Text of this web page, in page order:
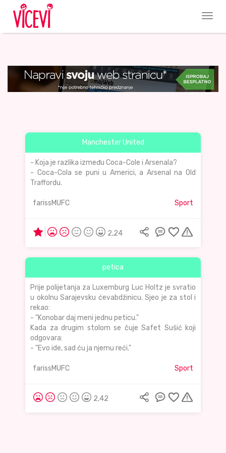
Manchester United
- Koja je razlika između Coca-Cole i Arsenala?
- Coca-Cola se puni u Americi, a Arsenal na Old
Traffordu.
farissMUFC Sport
2,24
petica
Prije polijetanja za Luxemburg Luc Holtz je svratio
u okolnu Sarajevsku ćevabdžinicu. Sjeo je za stol i
rekao:
- "Konobar daj meni jednu peticu."
Kada za drugim stolom se čuje Safet Sušić koji
odgovara:
- "Evo ide, sad ću ja njemu reći."
farissMUFC Sport
2,42